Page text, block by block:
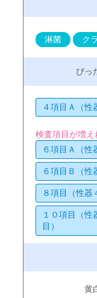
淋菌 ク
４項目Ａ（性
検査項目が増
６項目Ａ（性
６項目Ｂ（性
８項目（性器
１０項目（性
目）
黄